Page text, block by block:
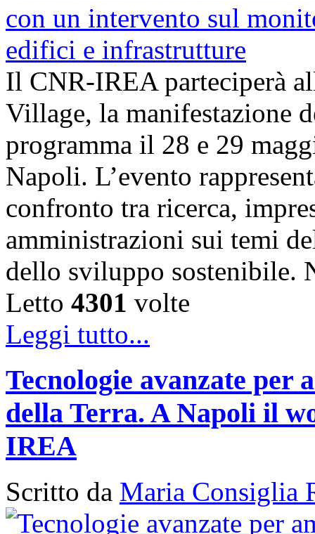
Il CNR-IREA parteciperà
Village, la manifestazione
programma il 28 e 29
Napoli. L’evento
confronto tra ricerca,
amministrazioni sui temi
dello sviluppo sostenibile.
Letto 4301 volte
Leggi tutto...
Tecnologie avanzate per
della Terra. A Napoli il
IREA
Scritto da Maria Consiglia